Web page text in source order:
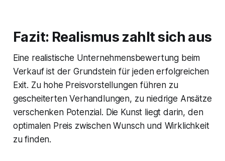
Fazit: Realismus zahlt sich aus
Eine realistische Unternehmensbewertung beim
Verkauf ist der Grundstein für jeden erfolgreichen
Exit. Zu hohe Preisvorstellungen führen zu
gescheiterten Verhandlungen, zu niedrige Ansätze
verschenken Potenzial. Die Kunst liegt darin, den
optimalen Preis zwischen Wunsch und Wirklichkeit
zu finden.